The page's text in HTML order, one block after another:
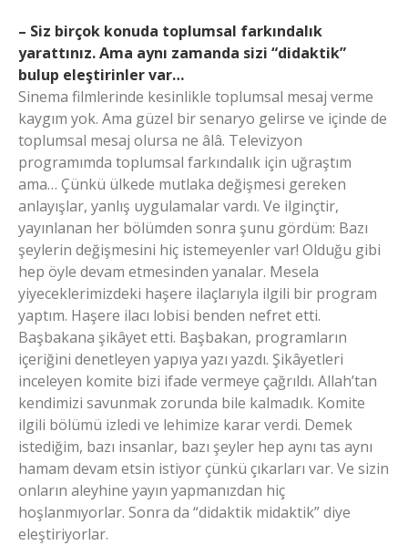
– Siz birçok konuda toplumsal farkındalık
yarattınız. Ama aynı zamanda sizi “didaktik”
bulup eleştirinler var…
Sinema filmlerinde kesinlikle toplumsal mesaj verme
kaygım yok. Ama güzel bir senaryo gelirse ve içinde de
toplumsal mesaj olursa ne âlâ. Televizyon
programımda toplumsal farkındalık için uğraştım
ama… Çünkü ülkede mutlaka değişmesi gereken
anlayışlar, yanlış uygulamalar vardı. Ve ilginçtir,
yayınlanan her bölümden sonra şunu gördüm: Bazı
şeylerin değişmesini hiç istemeyenler var! Olduğu gibi
hep öyle devam etmesinden yanalar. Mesela
yiyeceklerimizdeki haşere ilaçlarıyla ilgili bir program
yaptım. Haşere ilacı lobisi benden nefret etti.
Başbakana şikâyet etti. Başbakan, programların
içeriğini denetleyen yapıya yazı yazdı. Şikâyetleri
inceleyen komite bizi ifade vermeye çağrıldı. Allah’tan
kendimizi savunmak zorunda bile kalmadık. Komite
ilgili bölümü izledi ve lehimize karar verdi. Demek
istediğim, bazı insanlar, bazı şeyler hep aynı tas aynı
hamam devam etsin istiyor çünkü çıkarları var. Ve sizin
onların aleyhine yayın yapmanızdan hiç
hoşlanmıyorlar. Sonra da “didaktik midaktik” diye
eleştiriyorlar.